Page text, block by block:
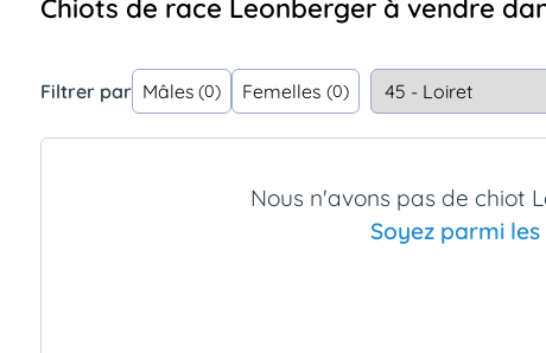
Assurances
Connexion
Chiots de race Leonberger à vendre
Filtrer par Mâles (0) Femelles (0)
Nous n'avons pas de chiot
Soyez parmi